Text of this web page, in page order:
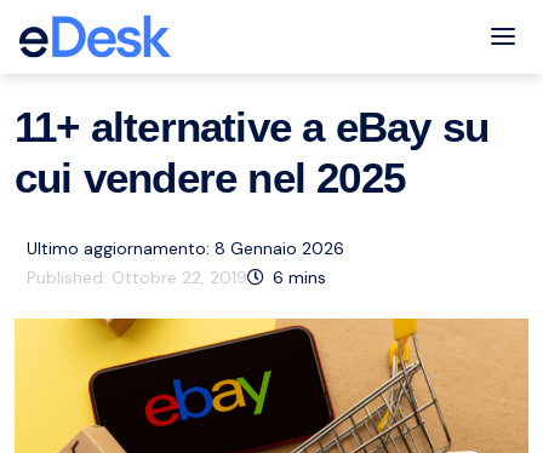
eCommerce Support Central
11+ alternative a eBay su
cui vendere nel 2025
Ultimo aggiornamento: 8 Gennaio 2026
Published: Ottobre 22, 2019 6 mins